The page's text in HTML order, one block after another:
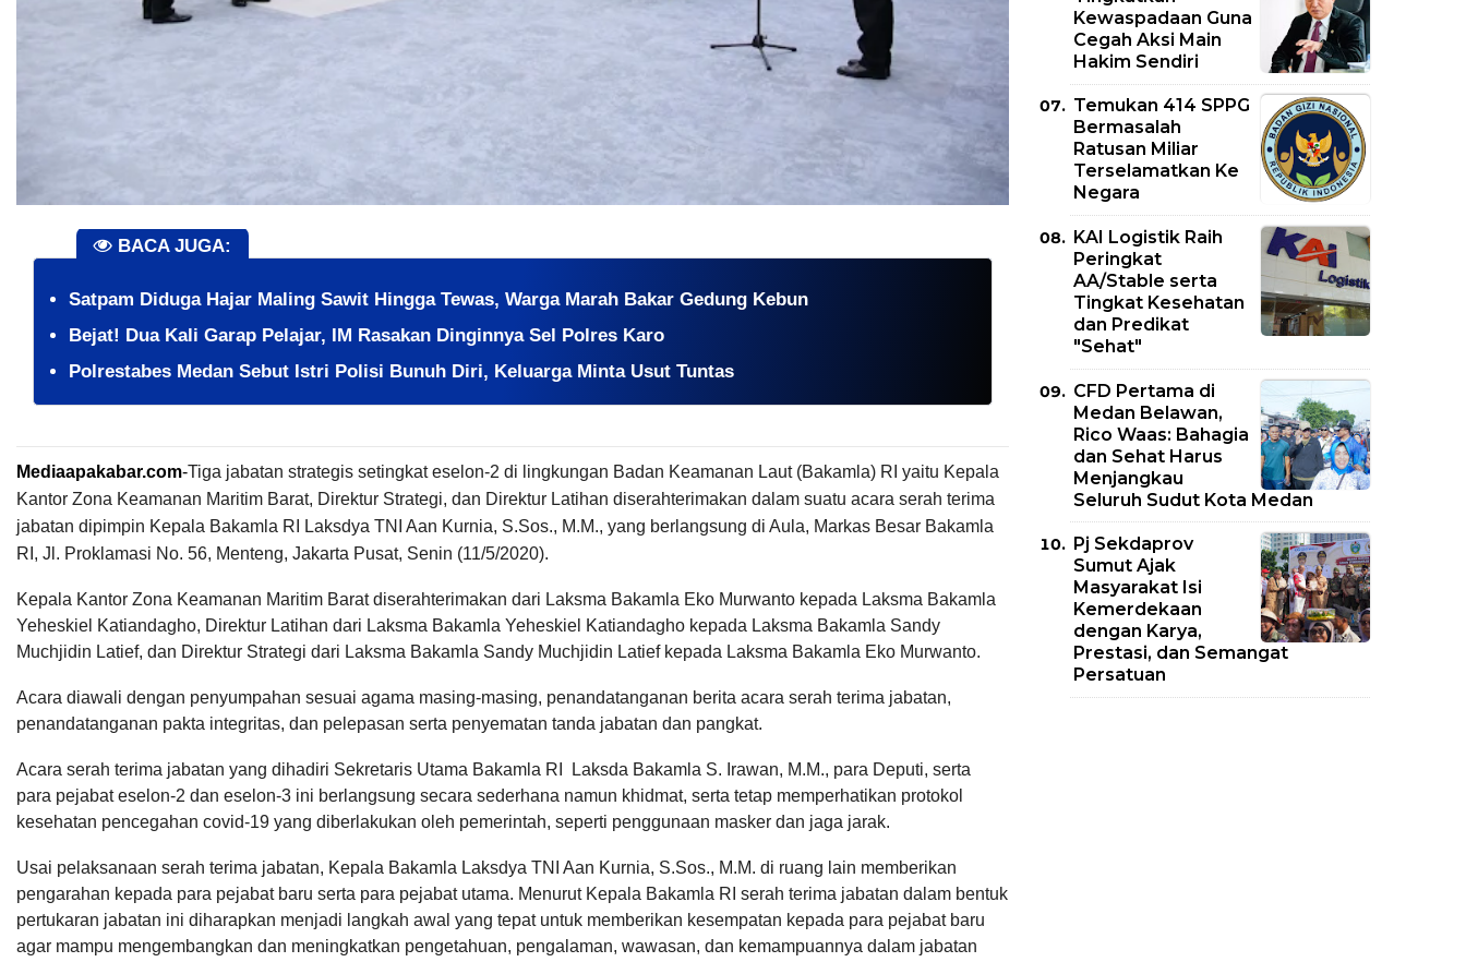
BACA JUGA:
​Satpam Diduga Hajar Maling Sawit Hingga Tewas, Warga Marah Bakar Gedung Kebun
​Bejat! Dua Kali Garap Pelajar, IM Rasakan Dinginnya Sel Polres Karo
Polrestabes Medan Sebut Istri Polisi Bunuh Diri, Keluarga Minta Usut Tuntas
Mediaapakabar.com-Tiga jabatan strategis setingkat eselon-2 di lingkungan Badan Keamanan Laut (Bakamla) RI yaitu Kepala
Kantor Zona Keamanan Maritim Barat, Direktur Strategi, dan Direktur Latihan diserahterimakan dalam suatu acara serah terima
jabatan dipimpin Kepala Bakamla RI Laksdya TNI Aan Kurnia, S.Sos., M.M., yang berlangsung di Aula, Markas Besar Bakamla
RI, Jl. Proklamasi No. 56, Menteng, Jakarta Pusat, Senin (11/5/2020).
Kepala Kantor Zona Keamanan Maritim Barat diserahterimakan dari Laksma Bakamla Eko Murwanto kepada Laksma Bakamla
Yeheskiel Katiandagho, Direktur Latihan dari Laksma Bakamla Yeheskiel Katiandagho kepada Laksma Bakamla Sandy
Muchjidin Latief, dan Direktur Strategi dari Laksma Bakamla Sandy Muchjidin Latief kepada Laksma Bakamla Eko Murwanto.
Acara diawali dengan penyumpahan sesuai agama masing-masing, penandatanganan berita acara serah terima jabatan,
penandatanganan pakta integritas, dan pelepasan serta penyematan tanda jabatan dan pangkat.
Acara serah terima jabatan yang dihadiri Sekretaris Utama Bakamla RI Laksda Bakamla S. Irawan, M.M., para Deputi, serta
para pejabat eselon-2 dan eselon-3 ini berlangsung secara sederhana namun khidmat, serta tetap memperhatikan protokol
kesehatan pencegahan covid-19 yang diberlakukan oleh pemerintah, seperti penggunaan masker dan jaga jarak.
Usai pelaksanaan serah terima jabatan, Kepala Bakamla Laksdya TNI Aan Kurnia, S.Sos., M.M. di ruang lain memberikan
pengarahan kepada para pejabat baru serta para pejabat utama. Menurut Kepala Bakamla RI serah terima jabatan dalam bentuk
pertukaran jabatan ini diharapkan menjadi langkah awal yang tepat untuk memberikan kesempatan kepada para pejabat baru
agar mampu mengembangkan dan meningkatkan pengetahuan, pengalaman, wawasan, dan kemampuannya dalam jabatan
Kewaspadaan Guna
Cegah Aksi Main
Hakim Sendiri
Temukan 414 SPPG
Bermasalah
Ratusan Miliar
Terselamatkan Ke
Negara
KAI Logistik Raih
Peringkat
AA/Stable serta
Tingkat Kesehatan
dan Predikat
"Sehat"
CFD Pertama di
Medan Belawan,
Rico Waas: Bahagia
dan Sehat Harus
Menjangkau
Seluruh Sudut Kota Medan
Pj Sekdaprov
Sumut Ajak
Masyarakat Isi
Kemerdekaan
dengan Karya,
Prestasi, dan Semangat
Persatuan